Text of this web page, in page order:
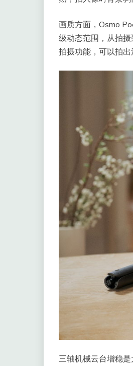
画质方面，Osmo
级动态范围，从拍
拍摄功能，可以拍出
三轴机械云台增稳